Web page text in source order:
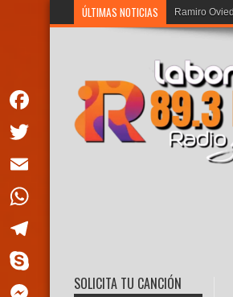
ÚLTIMAS NOTICIAS
SOLICITA TU CANCIÓN
Facebook
Twitter
Email
WhatsApp
Telegram
Skype